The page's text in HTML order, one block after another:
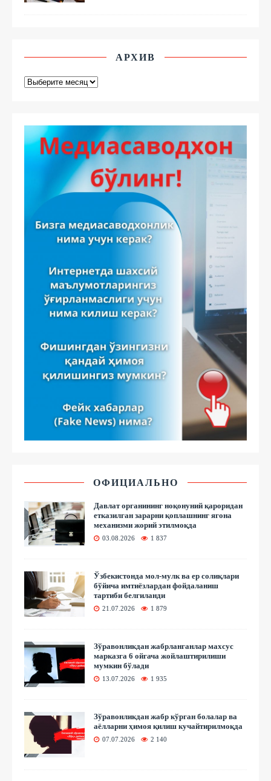
АРХИВ
ОФИЦИАЛЬНО
Давлат органининг ноқонуний қароридан
етказилган зарарни қоплашнинг ягона
механизми жорий этилмоқда
03.08.2026 1 837
Ўзбекистонда мол-мулк ва ер солиқлари
бўйича имтиёзлардан фойдаланиш
тартиби белгиланди
21.07.2026 1 879
Зўравонликдан жабрланганлар махсус
марказга 6 ойгача жойлаштирилиши
мумкин бўлади
13.07.2026 1 935
Зўравонликдан жабр кўрган болалар ва
аёлларни ҳимоя қилиш кучайтирилмоқда
07.07.2026 2 140